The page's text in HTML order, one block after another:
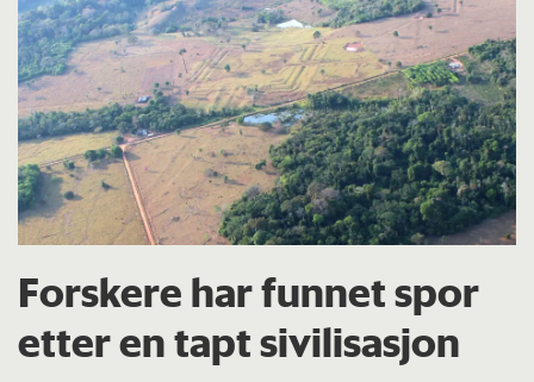
Forskere har funnet spor
etter en tapt sivilisasjon